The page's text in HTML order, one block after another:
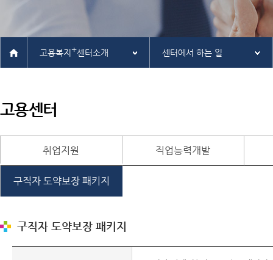
고용복지 +센터소개 센터에서 하는 일
고용센터
취업지원 직업능력개발
구직자 도약보장 패키지
구직자 도약보장 패키지